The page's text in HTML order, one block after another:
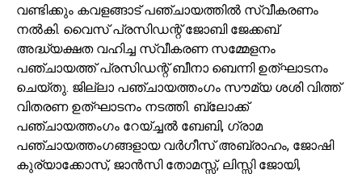
വണ്ടിക്കും കവളങ്ങാട് പഞ്ചായത്തിൽ സ്വീകരണം
നൽകി. വൈസ് പ്രസിഡന്റ് ജോബി ജേക്കബ്
അദ്ധ്യക്ഷത വഹിച്ച സ്വീകരണ സമ്മേളനം
പഞ്ചായത്ത് പ്രസിഡന്റ് ബീനാ ബെന്നി ഉത്ഘാടനം
ചെയ്തു. ജില്ലാ പഞ്ചായത്തംഗം സൗമ്യ ശശി വിത്ത്
വിതരണ ഉത്ഘാടനം നടത്തി. ബ്ലോക്ക്
പഞ്ചായത്തംഗം റേയ്ച്ചൽ ബേബി, ഗ്രാമ
പഞ്ചായത്തംഗങ്ങളായ വർഗീസ് അബ്രാഹം, ജോഷി
കുര്യാക്കോസ്, ജാൻസി തോമസ്സ്, ലിസ്സി ജോയി,